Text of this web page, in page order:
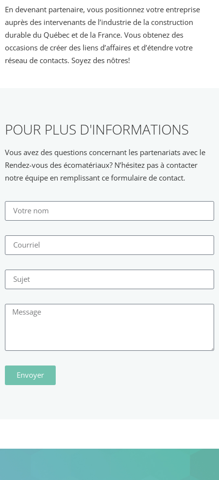
En devenant partenaire, vous positionnez votre entreprise
auprès des intervenants de l’industrie de la construction
durable du Québec et de la France. Vous obtenez des
occasions de créer des liens d’affaires et d’étendre votre
réseau de contacts. Soyez des nôtres!
POUR PLUS D'INFORMATIONS
Vous avez des questions concernant les partenariats avec le
Rendez-vous des écomatériaux? N’hésitez pas à contacter
notre équipe en remplissant ce formulaire de contact.
Envoyer